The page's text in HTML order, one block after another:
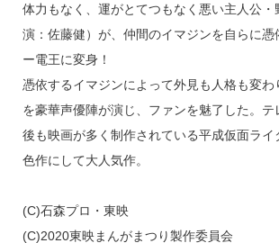
体力もなく、運がとてつもなく悪い主人公・
演：佐藤健）が、仲間のイマジンを自らに憑
ー電王に変身！
憑依するイマジンによって外見も人格も変わ
を豪華声優陣が演じ、ファンを魅了した。テ
後も映画が多く制作されている平成仮面ライ
色作にして大人気作。
(C)石森プロ・東映
(C)2020東映まんがまつり製作委員会